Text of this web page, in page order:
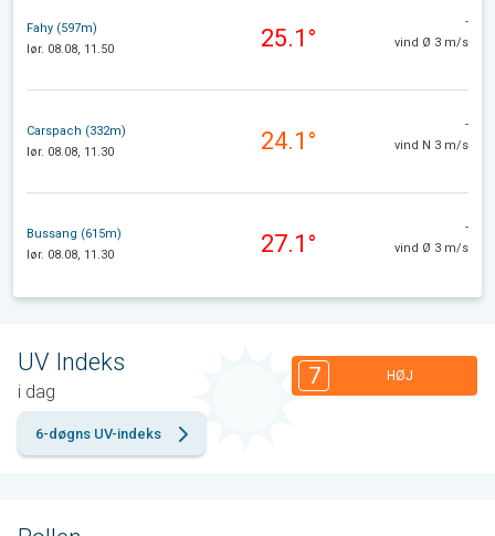
Fahy (597m)
lør. 08.08, 11.50
25.1°
-
vind Ø 3 m/s
Carspach (332m)
lør. 08.08, 11.30
24.1°
-
vind N 3 m/s
Bussang (615m)
lør. 08.08, 11.30
27.1°
-
vind Ø 3 m/s
UV Indeks
i dag
7 HØJ
6-døgns UV-indeks